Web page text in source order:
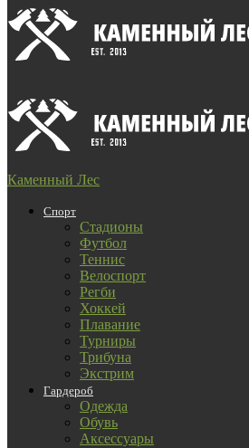
Каменный Лес
Спорт
Стадионы
Футбол
Теннис
Велоспорт
Регби
Хоккей
Плавание
Турниры
Трибуна
Экстрим
Гардероб
Одежда
Обувь
Аксессуары